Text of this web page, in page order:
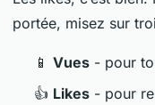
portée, misez sur
📱 Vues - pour
👍 Likes - pour